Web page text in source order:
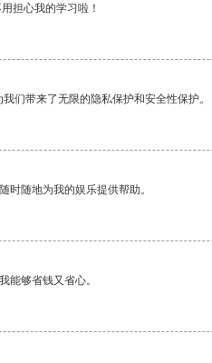
担心我的学习啦！
们带来了无限的隐私保护和安全性保护。
时随地为我的娱乐提供帮助。
能够省钱又省心。